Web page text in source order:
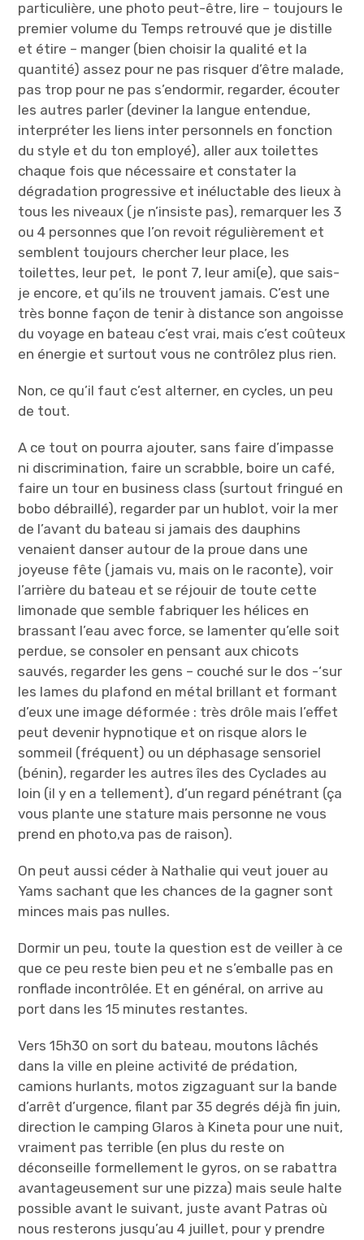
particulière, une photo peut-être, lire – toujours le
premier volume du Temps retrouvé que je distille
et étire – manger (bien choisir la qualité et la
quantité) assez pour ne pas risquer d’être malade,
pas trop pour ne pas s’endormir, regarder, écouter
les autres parler (deviner la langue entendue,
interpréter les liens inter personnels en fonction
du style et du ton employé), aller aux toilettes
chaque fois que nécessaire et constater la
dégradation progressive et inéluctable des lieux à
tous les niveaux (je n’insiste pas), remarquer les 3
ou 4 personnes que l’on revoit régulièrement et
semblent toujours chercher leur place, les
toilettes, leur pet, le pont 7, leur ami(e), que sais-
je encore, et qu’ils ne trouvent jamais. C’est une
très bonne façon de tenir à distance son angoisse
du voyage en bateau c’est vrai, mais c’est coûteux
en énergie et surtout vous ne contrôlez plus rien.
Non, ce qu’il faut c’est alterner, en cycles, un peu
de tout.
A ce tout on pourra ajouter, sans faire d’impasse
ni discrimination, faire un scrabble, boire un café,
faire un tour en business class (surtout fringué en
bobo débraillé), regarder par un hublot, voir la mer
de l’avant du bateau si jamais des dauphins
venaient danser autour de la proue dans une
joyeuse fête (jamais vu, mais on le raconte), voir
l’arrière du bateau et se réjouir de toute cette
limonade que semble fabriquer les hélices en
brassant l’eau avec force, se lamenter qu’elle soit
perdue, se consoler en pensant aux chicots
sauvés, regarder les gens – couché sur le dos -‘sur
les lames du plafond en métal brillant et formant
d’eux une image déformée : très drôle mais l’effet
peut devenir hypnotique et on risque alors le
sommeil (fréquent) ou un déphasage sensoriel
(bénin), regarder les autres îles des Cyclades au
loin (il y en a tellement), d’un regard pénétrant (ça
vous plante une stature mais personne ne vous
prend en photo,va pas de raison).
On peut aussi céder à Nathalie qui veut jouer au
Yams sachant que les chances de la gagner sont
minces mais pas nulles.
Dormir un peu, toute la question est de veiller à ce
que ce peu reste bien peu et ne s’emballe pas en
ronflade incontrôlée. Et en général, on arrive au
port dans les 15 minutes restantes.
Vers 15h30 on sort du bateau, moutons lâchés
dans la ville en pleine activité de prédation,
camions hurlants, motos zigzaguant sur la bande
d’arrêt d’urgence, filant par 35 degrés déjà fin juin,
direction le camping Glaros à Kineta pour une nuit,
vraiment pas terrible (en plus du reste on
déconseille formellement le gyros, on se rabattra
avantageusement sur une pizza) mais seule halte
possible avant le suivant, juste avant Patras où
nous resterons jusqu’au 4 juillet, pour y prendre